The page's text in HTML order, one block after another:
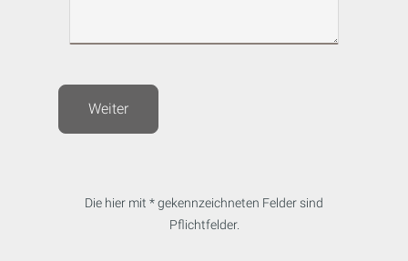
Weiter
Die hier mit * gekennzeichneten Felder sind
Pflichtfelder.